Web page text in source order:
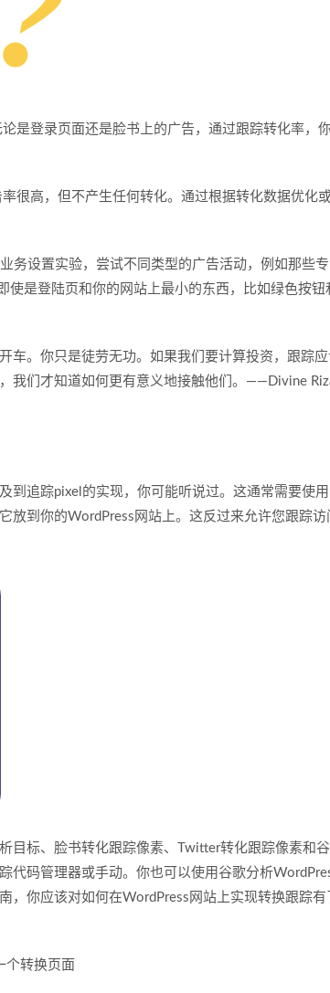
是登录页面还是脸书上的广告，通过跟踪转化率，
很高，但不产生任何转化。通过根据转化数据优化
务设置实验，尝试不同类型的广告活动，例如那些
使是登陆页和你的网站上最小的东西，比如绿色按
车。你只是徒劳无功。如果我们要计算投资，跟踪
我们才知道如何更有意义地接触他们。——Divine
到追踪pixel的实现，你可能听说过。这通常需要使
放到你的WordPress网站上。这反过来允许您跟踪
目标、脸书转化跟踪像素、Twitter转化跟踪像素和
代码管理器或手动。你也可以使用谷歌分析
，你应该对如何在WordPress网站上实现转换跟踪
个转换页面